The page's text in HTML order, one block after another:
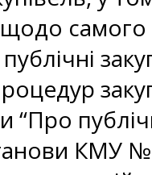
КМУ